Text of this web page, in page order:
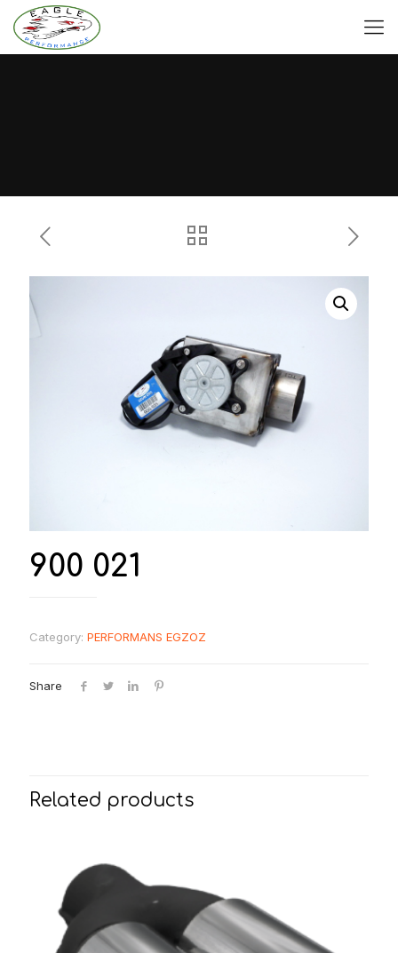
900 021
Category: PERFORMANS EGZOZ
Share
Related products